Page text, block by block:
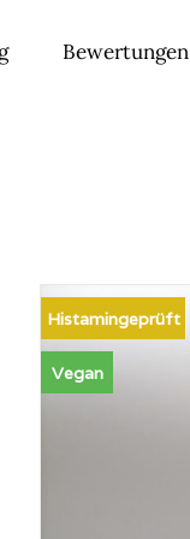
Bewertungen
Histamingeprüft
Vegan